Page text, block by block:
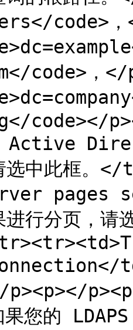
code>
code>，
code></
选中此框
pages
进行分页，
p><p></
您的 LDAPS